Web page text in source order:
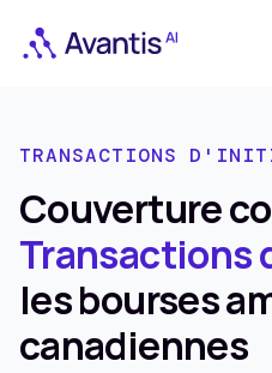
TRANSACTIONS
Couverture
Transactions
les bourses
canadiennes